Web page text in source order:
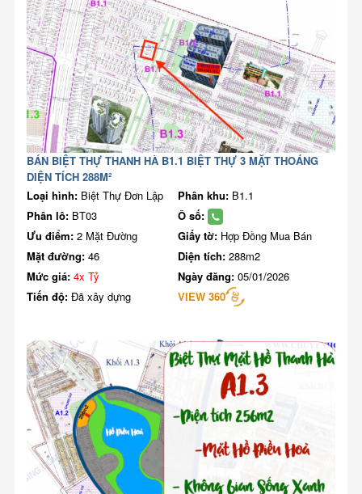
BÁN BIỆT THỰ THANH HÀ B1.1 BIỆT THỰ 3 MẶT THOÁNG
DIỆN TÍCH 288M²
Loại hình: Biệt Thự Đơn Lập Phân khu: B1.1
Phân lô: BT03
Ô số:
Ưu điểm: 2 Mặt Đường Giấy tờ: Hợp Đồng Mua Bán
Mặt đường: 46 Diện tích: 288m2
Mức giá: 4x Tỷ Ngày đăng: 05/01/2026
Tiến độ: Đã xây dựng VIEW 360